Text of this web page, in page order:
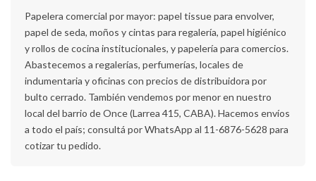
Papelera comercial por mayor: papel tissue para envolver,
papel de seda, moños y cintas para regalería, papel higiénico
y rollos de cocina institucionales, y papelería para comercios.
Abastecemos a regalerías, perfumerías, locales de
indumentaria y oficinas con precios de distribuidora por
bulto cerrado. También vendemos por menor en nuestro
local del barrio de Once (Larrea 415, CABA). Hacemos envíos
a todo el país; consultá por WhatsApp al 11-6876-5628 para
cotizar tu pedido.